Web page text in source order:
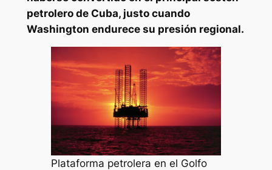
petrolero de Cuba, justo cuando
Washington endurece su presión regional.
Plataforma petrolera en el Golfo